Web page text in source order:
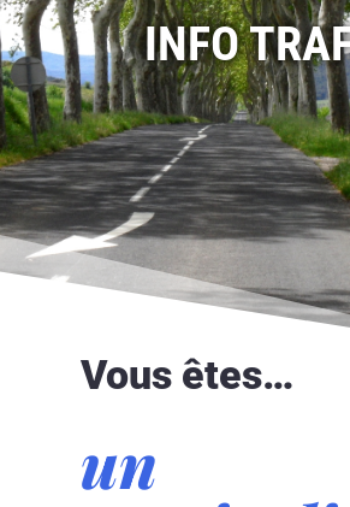
INFO
Vous êtes…
un